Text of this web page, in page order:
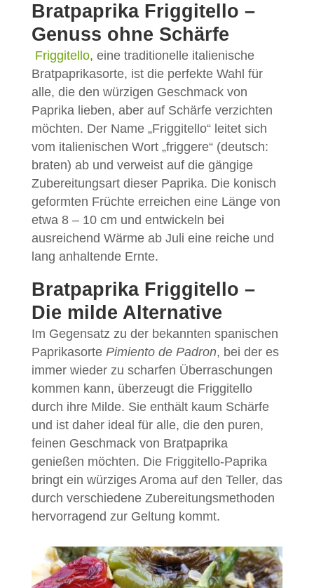
Bratpaprika Friggitello –
Genuss ohne Schärfe
Friggitello, eine traditionelle italienische
Bratpaprikasorte, ist die perfekte Wahl für
alle, die den würzigen Geschmack von
Paprika lieben, aber auf Schärfe verzichten
möchten. Der Name „Friggitello“ leitet sich
vom italienischen Wort „friggere“ (deutsch:
braten) ab und verweist auf die gängige
Zubereitungsart dieser Paprika. Die konisch
geformten Früchte erreichen eine Länge von
etwa 8 – 10 cm und entwickeln bei
ausreichend Wärme ab Juli eine reiche und
lang anhaltende Ernte.
Bratpaprika Friggitello –
Die milde Alternative
Im Gegensatz zu der bekannten spanischen
Paprikasorte Pimiento de Padron, bei der es
immer wieder zu scharfen Überraschungen
kommen kann, überzeugt die Friggitello
durch ihre Milde. Sie enthält kaum Schärfe
und ist daher ideal für alle, die den puren,
feinen Geschmack von Bratpaprika
genießen möchten. Die Friggitello-Paprika
bringt ein würziges Aroma auf den Teller, das
durch verschiedene Zubereitungsmethoden
hervorragend zur Geltung kommt.